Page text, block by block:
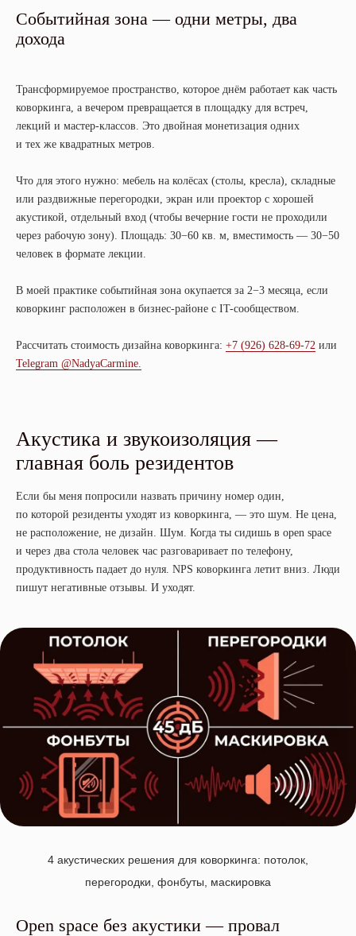
Событийная зона — одни метры, два
дохода
Трансформируемое пространство, которое днём работает как часть
коворкинга, а вечером превращается в площадку для встреч,
лекций и мастер-классов. Это двойная монетизация одних
и тех же квадратных метров.
Что для этого нужно: мебель на колёсах (столы, кресла), складные
или раздвижные перегородки, экран или проектор с хорошей
акустикой, отдельный вход (чтобы вечерние гости не проходили
через рабочую зону). Площадь: 30−60 кв. м, вместимость — 30−50
человек в формате лекции.
В моей практике событийная зона окупается за 2−3 месяца, если
коворкинг расположен в бизнес-районе с IT-сообществом.
Рассчитать стоимость дизайна коворкинга: +7 (926) 628-69-72 или
Telegram @NadyaCarmine.
Акустика и звукоизоляция —
главная боль резидентов
Если бы меня попросили назвать причину номер один,
по которой резиденты уходят из коворкинга, — это шум. Не цена,
не расположение, не дизайн. Шум. Когда ты сидишь в open space
и через два стола человек час разговаривает по телефону,
продуктивность падает до нуля. NPS коворкинга летит вниз. Люди
пишут негативные отзывы. И уходят.
4 акустических решения для коворкинга: потолок,
перегородки, фонбуты, маскировка
Open space без акустики — провал